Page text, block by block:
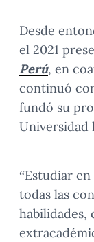
Desde
el 2021
Perú, en
continuó
fundó su
Universidad
“Estudiar
todas las
habilidades,